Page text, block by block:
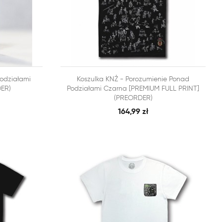
PODGLĄD DODAJ DO KOSZYKA SZYBKI PODGLĄD
Koszulka KNŻ - Porozumienie Ponad
Podziałami Czarna [PREMIUM FULL PRINT]
(PREORDER)
164,99 zł